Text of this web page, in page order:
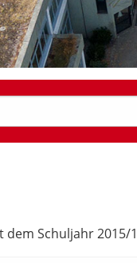
Schuljahr 2015/